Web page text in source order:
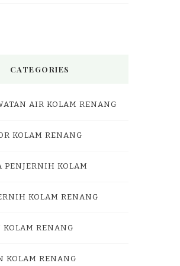
CATEGORIES
AIR KOLAM RENANG
KOLAM RENANG
PENJERNIH KOLAM
KOLAM RENANG
KOLAM RENANG
KOLAM RENANG